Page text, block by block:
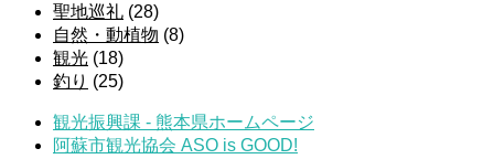
聖地巡礼 (28)
自然・動植物 (8)
観光 (18)
釣り (25)
観光振興課 - 熊本県ホームページ
阿蘇市観光協会 ASO is GOOD!